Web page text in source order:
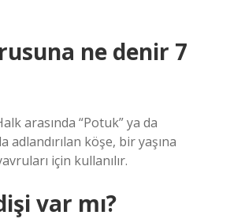
ne denir 7
arasında “Potuk” ya da
adlandırılan köşe, bir yaşına
için kullanılır.
var mı?